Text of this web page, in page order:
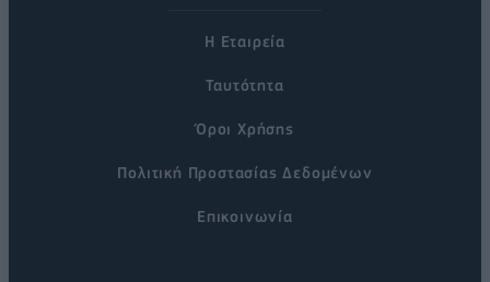
Η Εταιρεία
Ταυτότητα
Όροι Χρήσης
Πολιτική Προστασίας Δεδομένων
Επικοινωνία